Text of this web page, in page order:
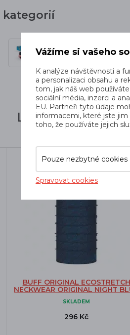
kategorií
Běžecké ledvinky
Lidé k tomuto
-
BUFF ORIGINAL ECOSTRETCH
NECKWEAR ORIGINAL NIGHT
SKLADEM
296 Kč
Vážíme si vašeho
K analýze návštěvnosti a
a personalizaci obsahu a
tom, jak náš web
sociální média, inzerci a
EU. Partneři tyto údaje
informacemi, které jste
toho, že používáte jejich
Pouze nezbytné cookies
Spravovat cookies